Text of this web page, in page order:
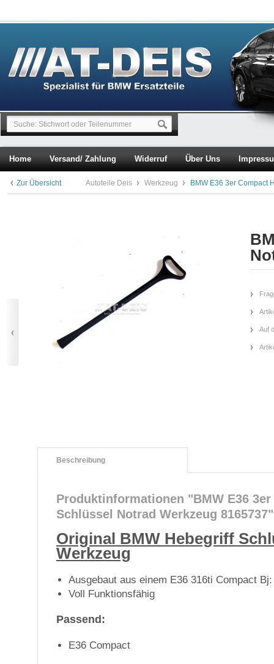
Home Versand/ Zahlung Widerruf Über Uns
Zur Übersicht Autoteile Deis Werkzeug BMW E36 3er Compact
Auf
Beschreibung
Produktinformationen "BMW E36
Schlüssel Notrad Werkzeug 8165737"
Original BMW Hebegriff
Werkzeug
Ausgebaut aus einem E36 316ti Compact
Voll Funktionsfähig
Passend:
E36 Compact